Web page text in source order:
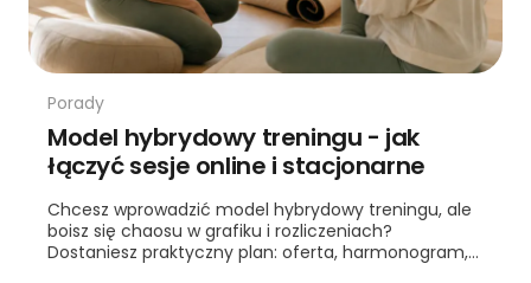
Porady
Model hybrydowy treningu - jak
łączyć sesje online i stacjonarne
Chcesz wprowadzić model hybrydowy treningu, ale
boisz się chaosu w grafiku i rozliczeniach?
Dostaniesz praktyczny plan: oferta, harmonogram,